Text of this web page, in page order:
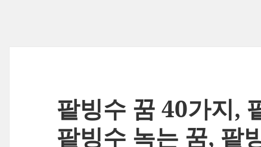
팥빙수 꿈 40가지,
팥빙수 녹는 꿈, 팥